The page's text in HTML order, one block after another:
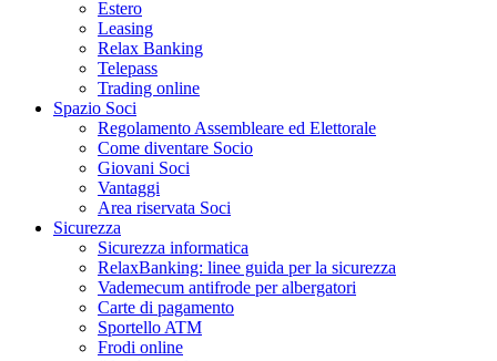
Estero
Leasing
Relax Banking
Telepass
Trading online
Spazio Soci
Regolamento Assembleare ed Elettorale
Come diventare Socio
Giovani Soci
Vantaggi
Area riservata Soci
Sicurezza
Sicurezza informatica
RelaxBanking: linee guida per la sicurezza
Vademecum antifrode per albergatori
Carte di pagamento
Sportello ATM
Frodi online